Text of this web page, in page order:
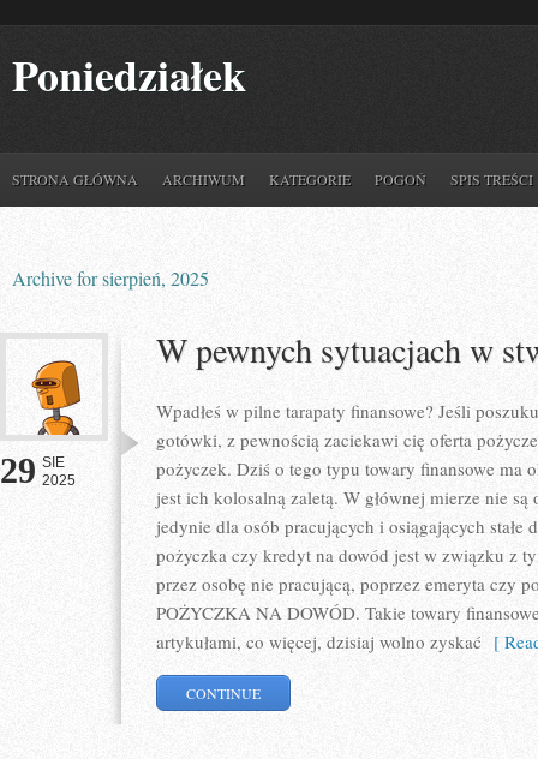
Poniedziałek
STRONA GŁÓWNA ARCHIWUM KATEGORIE POGOŃ SPIS TREŚCI
Archive for sierpień, 2025
29 SIE
2025
W pewnych sytuacjach w
Wpadłeś w pilne tarapaty finansowe? Jeśli
gotówki, z pewnością zaciekawi cię oferta
pożyczek. Dziś o tego typu towary finansowe ma
jest ich kolosalną zaletą. W głównej mierze nie
jedynie dla osób pracujących i osiągających stałe
pożyczka czy kredyt na dowód jest w związku z
przez osobę nie pracującą, poprzez emeryta czy
POŻYCZKA NA DOWÓD. Takie towary
artykułami, co więcej, dzisiaj wolno zyskać [
CONTINUE